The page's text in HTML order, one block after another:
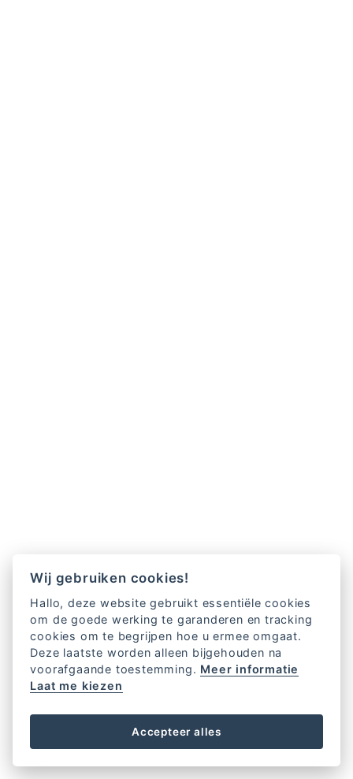
Wij gebruiken cookies!
Hallo, deze website gebruikt essentiële cookies
om de goede werking te garanderen en tracking
cookies om te begrijpen hoe u ermee omgaat.
Deze laatste worden alleen bijgehouden na
voorafgaande toestemming. Meer informatie
Laat me kiezen
Accepteer alles